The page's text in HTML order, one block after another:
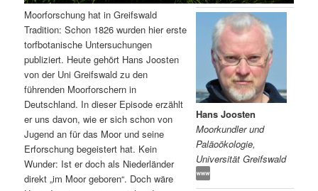
h
a
s
p
I
n
l
t
Hans Joosten
Moorkundler und
Paläoökologie,
Universität Greifswald
Moorforschung hat in Greifswald
Tradition: Schon 1826 wurden hier erste
torfbotanische Untersuchungen
publiziert. Heute gehört Hans Joosten
von der Uni Greifswald zu den
führenden Moorforschern in
Deutschland. In dieser Episode erzählt
er uns davon, wie er sich schon von
Jugend an für das Moor und seine
Erforschung begeistert hat. Kein
Wunder: Ist er doch als Niederländer
direkt „im Moor geboren“. Doch wäre